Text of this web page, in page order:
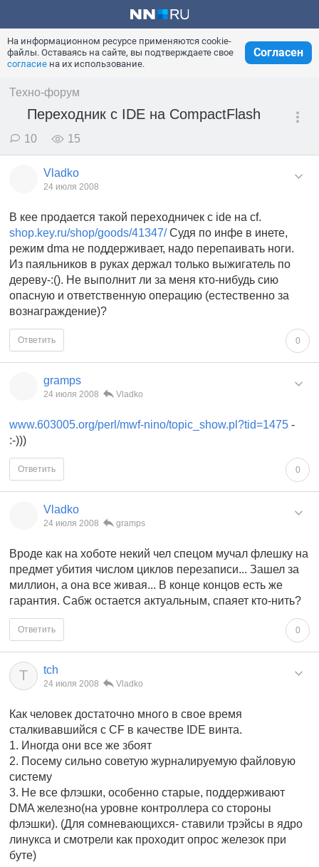
На информационном ресурсе применяются cookie-
файлы. Оставаясь на сайте, вы подтверждаете свое
согласие на их использование.
Согласен
Техно-форум
Переходник с IDE на CompactFlash
10 15
Vladko
24 июля 2008
В кее продается такой переходничек с ide на cf.
shop.key.ru/shop/goods/41347/Судя по инфе в инете,
режим dma не поддерживает, надо перепаивать ноги.
Из паяльников в руках держал только выжигатель по
дереву-:(). Не выполнит ли за меня кто-нибудь сию
опасную и ответственную операцию (естественно за
вознаграждение)?
0
Ответить
gramps
24 июля 2008 Vladko
www.603005.org/perl/mwf-nino/topic_show.pl?tid=1475 -
:-)))
0
Ответить
Vladko
24 июля 2008 gramps
Вроде как на хоботе некий чел спецом мучал флешку на
предмет убития числом циклов перезаписи... Зашел за
миллион, а она все живая... В конце концов есть же
гарантия. Сабж остается актуальным, спаяет кто-нить?
0
Ответить
T tch
24 июля 2008 Vladko
Как человек достаточно много в свое время
сталкивавшийся с CF в качестве IDE винта.
1. Иногда они все же збоят
2. Посему сильно советую журналируемую файловую
систему
3. Не все флэшки, особенно старые, поддерживают
DMA железно(на уровне контроллера со стороны
флэшки). (Для сомневающихся- ставили трэйсы в ядро
линукса и смотрели как проходит опрос железок при
буте)